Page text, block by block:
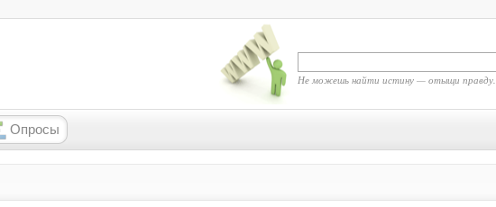
Не можешь найти истину — отыщи правду.
Опросы